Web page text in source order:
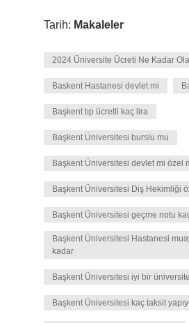
Tarih: Makaleler
2024 Üniversite Ücreti Ne Kadar
Baskent Hastanesi devlet mi
Başkent tıp ücretli kaç lira
Başkent Üniversitesi burslu mu
Başkent Üniversitesi devlet mi özel
Başkent Üniversitesi Diş Hekimliği
Başkent Üniversitesi geçme notu
Başkent Üniversitesi Hastanesi
kadar
Başkent Üniversitesi iyi bir
Başkent Üniversitesi kaç taksit